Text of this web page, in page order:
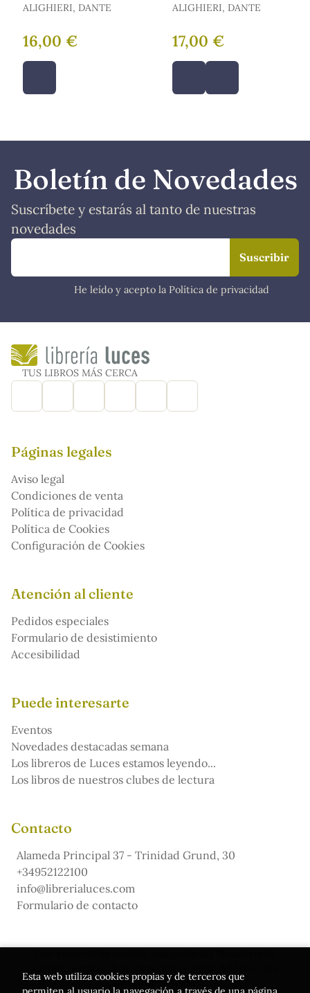
ALIGHIERI, DANTE
16,00 €
ALIGHIERI, DANTE
17,00 €
Boletín de Novedades
Suscríbete y estarás al tanto de nuestras
novedades
He leído y acepto la Política de privacidad
TUS LIBROS MÁS CERCA
Páginas legales
Aviso legal
Condiciones de venta
Política de privacidad
Política de Cookies
Configuración de Cookies
Atención al cliente
Pedidos especiales
Formulario de desistimiento
Accesibilidad
Puede interesarte
Eventos
Novedades destacadas semana
Los libreros de Luces estamos leyendo...
Los libros de nuestros clubes de lectura
Contacto
Alameda Principal 37 - Trinidad Grund, 30
+34952122100
info@librerialuces.com
Formulario de contacto
Cómic y de la Lectura
Esta web utiliza cookies propias y de terceros que